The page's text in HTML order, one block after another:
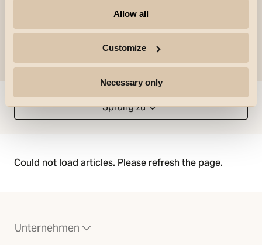
Allow all
Customize
Necessary only
Sprung zu
Could not load articles. Please refresh the page.
Unternehmen